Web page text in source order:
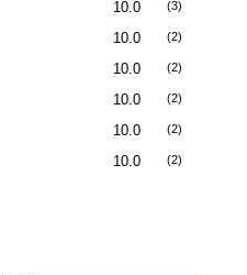
10.0 (3)
10.0 (2)
10.0 (2)
10.0 (2)
10.0 (2)
10.0 (2)